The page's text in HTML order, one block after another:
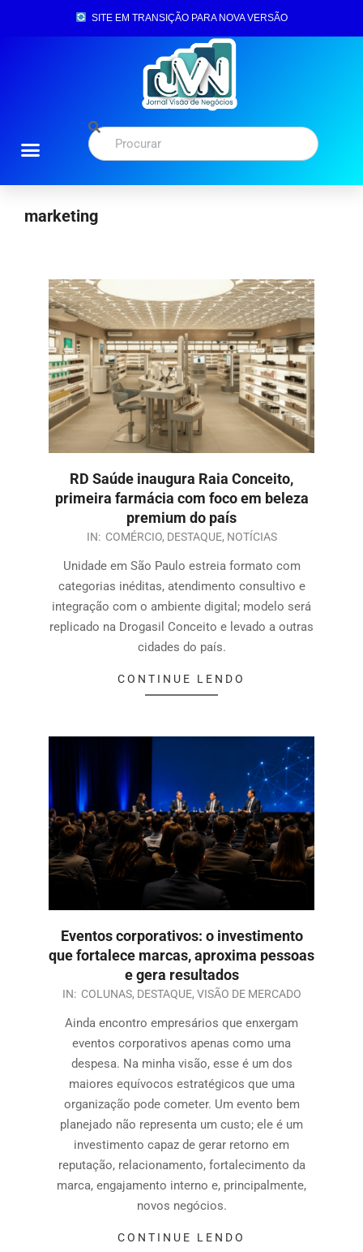
SITE EM TRANSIÇÃO PARA NOVA VERSÃO
marketing
RD Saúde inaugura Raia Conceito,
primeira farmácia com foco em beleza
premium do país
IN: COMÉRCIO, DESTAQUE, NOTÍCIAS
Unidade em São Paulo estreia formato com
categorias inéditas, atendimento consultivo e
integração com o ambiente digital; modelo será
replicado na Drogasil Conceito e levado a outras
cidades do país.
CONTINUE LENDO
Eventos corporativos: o investimento
que fortalece marcas, aproxima pessoas
e gera resultados
IN: COLUNAS, DESTAQUE, VISÃO DE MERCADO
Ainda encontro empresários que enxergam
eventos corporativos apenas como uma
despesa. Na minha visão, esse é um dos
maiores equívocos estratégicos que uma
organização pode cometer. Um evento bem
planejado não representa um custo; ele é um
investimento capaz de gerar retorno em
reputação, relacionamento, fortalecimento da
marca, engajamento interno e, principalmente,
novos negócios.
CONTINUE LENDO